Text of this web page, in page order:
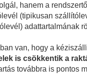
hanem a
(tipikusan
adattartalmának
van, hogy a
is csökkentik a
továbbra is pontos